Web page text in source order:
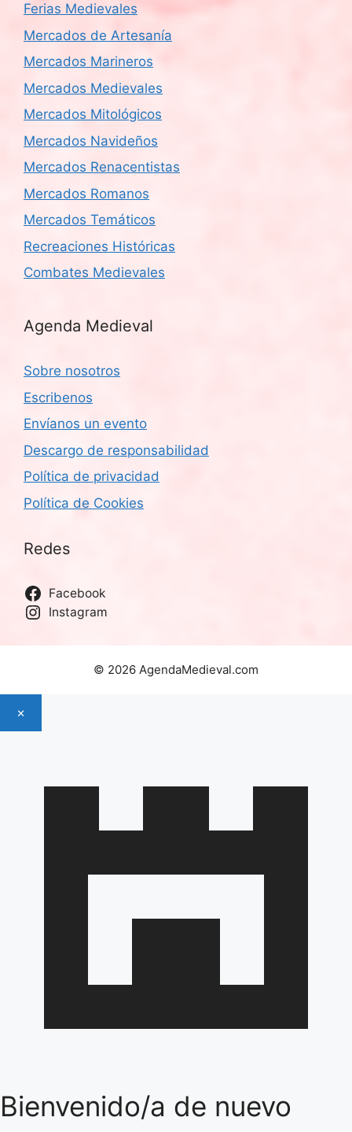
Ferias Medievales
Mercados de Artesanía
Mercados Marineros
Mercados Medievales
Mercados Mitológicos
Mercados Navideños
Mercados Renacentistas
Mercados Romanos
Mercados Temáticos
Recreaciones Históricas
Combates Medievales
Agenda Medieval
Sobre nosotros
Escribenos
Envíanos un evento
Descargo de responsabilidad
Política de privacidad
Política de Cookies
Redes
Facebook
Instagram
© 2026 AgendaMedieval.com
×
Bienvenido/a de nuevo